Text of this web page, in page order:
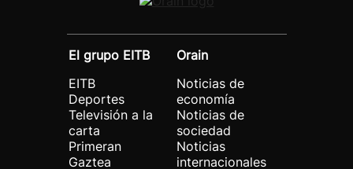
El grupo EITB
EITB
Deportes
Televisión a la
carta
Primeran
Gaztea
Orain
Noticias de
economía
Noticias de
sociedad
Noticias
internacionales